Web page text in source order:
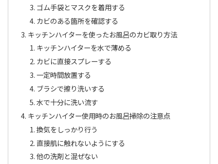
ゴム手袋とマスクを着用する
カビのある箇所を確認する
キッチンハイターを使ったお風呂のカビ取り方法
キッチンハイターを水で薄める
カビに直接スプレーする
一定時間放置する
ブラシで擦り洗いする
水で十分に洗い流す
キッチンハイター使用時のお風呂掃除の注意点
換気をしっかり行う
直接肌に触れないようにする
他の洗剤と混ぜない